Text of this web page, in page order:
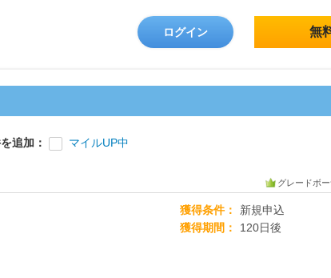
ログイン 無
追加： マイルUP中
グレードボー
獲得条件
新規申込
獲得期間
120日後